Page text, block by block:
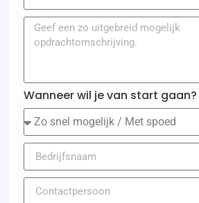
Wanneer wil je van start gaan?